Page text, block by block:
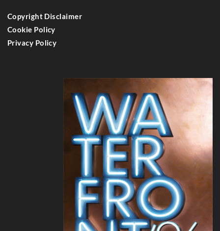
Copyright Disclaimer
Cookie Policy
Privacy Policy